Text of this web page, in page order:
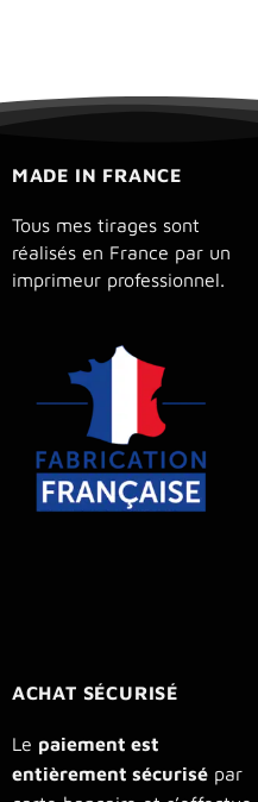
MADE IN FRANCE
Tous mes tirages sont
réalisés en France par un
imprimeur professionnel.
ACHAT SÉCURISÉ
Le paiement est
entièrement sécurisépar